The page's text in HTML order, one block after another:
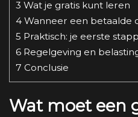
3 Wat je gratis kunt leren
4 Wanneer een betaalde
5 Praktisch: je eerste
6 Regelgeving en
7 Conclusie
Wat moet een